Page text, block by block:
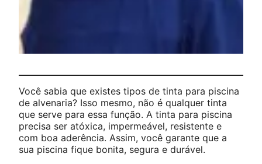
Você sabia que existes tipos de tinta para piscina
de alvenaria? Isso mesmo, não é qualquer tinta
que serve para essa função. A tinta para piscina
precisa ser atóxica, impermeável, resistente e
com boa aderência. Assim, você garante que a
sua piscina fique bonita, segura e durável.